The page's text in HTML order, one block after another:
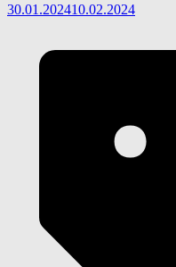
30.01.202410.02.2024